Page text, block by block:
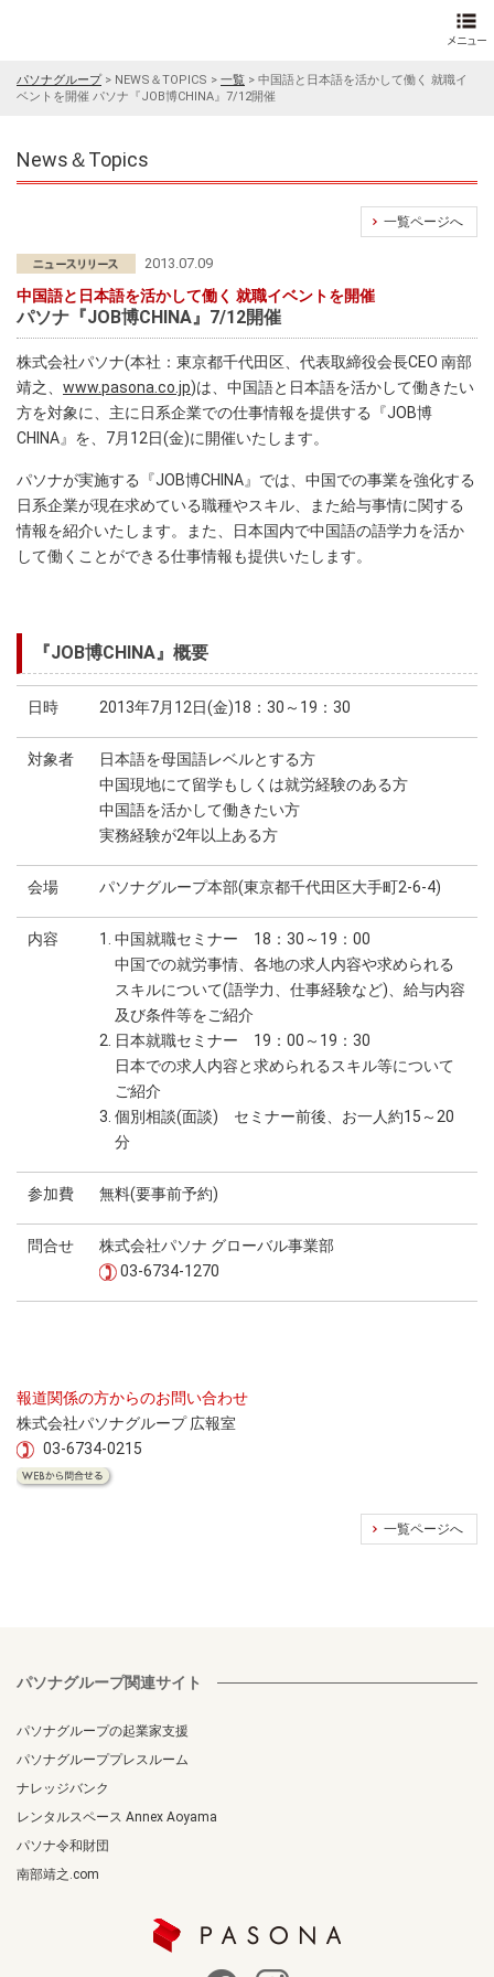
パソナグループ> NEWS＆TOPICS > 一覧 > 中国語と日本語を活かして働く 就職イ
ベントを開催 パソナ『JOB博CHINA』7/12開催
News＆Topics
一覧ページへ
2013.07.09
中国語と日本語を活かして働く 就職イベントを開催
パソナ『JOB博CHINA』7/12開催
株式会社パソナ(本社：東京都千代田区、代表取締役会長CEO 南部
靖之、 www.pasona.co.jp)は、中国語と日本語を活かして働きたい
方を対象に、主に日系企業での仕事情報を提供する『JOB博
CHINA』を、7月12日(金)に開催いたします。
パソナが実施する『JOB博CHINA』では、中国での事業を強化する
日系企業が現在求めている職種やスキル、また給与事情に関する
情報を紹介いたします。また、日本国内で中国語の語学力を活か
して働くことができる仕事情報も提供いたします。
『JOB博CHINA』概要
日時 2013年7月12日(金)18：30～19：30
対象者
日本語を母国語レベルとする方
中国現地にて留学もしくは就労経験のある方
中国語を活かして働きたい方
実務経験が2年以上ある方
会場 パソナグループ本部(東京都千代田区大手町2-6-4)
内容
1. 中国就職セミナー 18：30～19：00
中国での就労事情、各地の求人内容や求められる
スキルについて(語学力、仕事経験など)、給与内容
及び条件等をご紹介
2. 日本就職セミナー 19：00～19：30
日本での求人内容と求められるスキル等について
ご紹介
3. 個別相談(面談) セミナー前後、お一人約15～20
分
参加費 無料(要事前予約)
問合せ
株式会社パソナ グローバル事業部
03-6734-1270
報道関係の方からのお問い合わせ
株式会社パソナグループ 広報室
03-6734-0215
一覧ページへ
パソナグループ関連サイト
パソナグループの起業家支援
パソナグループプレスルーム
ナレッジバンク
レンタルスペース Annex Aoyama
パソナ令和財団
南部靖之.com